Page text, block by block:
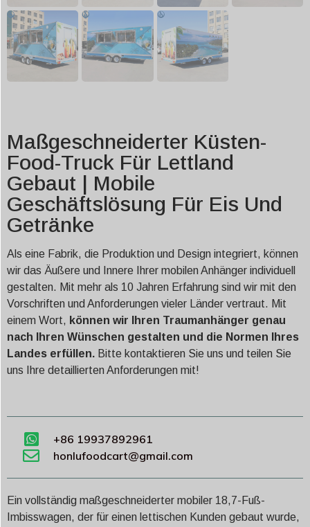
Maßgeschneiderter Küsten-
Food-Truck Für Lettland
Gebaut | Mobile
Geschäftslösung Für Eis Und
Getränke
Als eine Fabrik, die Produktion und Design integriert, können
wir das Äußere und Innere Ihrer mobilen Anhänger individuell
gestalten. Mit mehr als 10 Jahren Erfahrung sind wir mit den
Vorschriften und Anforderungen vieler Länder vertraut. Mit
einem Wort, können wir Ihren Traumanhänger genau
nach Ihren Wünschen gestalten und die Normen Ihres
Landes erfüllen. Bitte kontaktieren Sie uns und teilen Sie
uns Ihre detaillierten Anforderungen mit!
+86 19937892961
honlufoodcart@gmail.com
Ein vollständig maßgeschneiderter mobiler 18,7-Fuß-
Imbisswagen, der für einen lettischen Kunden gebaut wurde,